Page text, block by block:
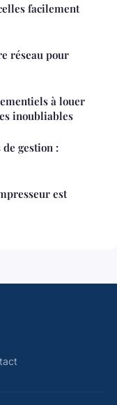
facilement
réseau pour
à louer
inoubliables
gestion :
est